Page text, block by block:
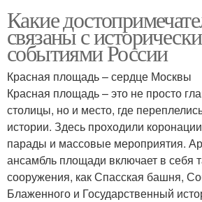
Какие
связаны с
событиями России
Красная площадь – сердце Москвы
Красная площадь – это не просто
столицы, но и место, где
истории. Здесь проходили
парады и массовые мероприятия.
ансамбль площади включает в себя
сооружения, как Спасская башня,
Блаженного и Государственный